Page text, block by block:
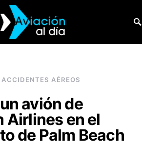
AÉREOS
avión de
Airlines en el
de Palm Beach